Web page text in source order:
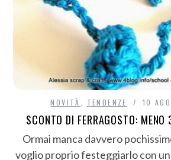
NOVITÀ TENDENZE 10
SCONTO DI FERRAGOSTO:
Ormai manca davvero
voglio proprio festeggiarlo con